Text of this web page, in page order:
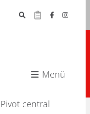
Menü
Pivot central